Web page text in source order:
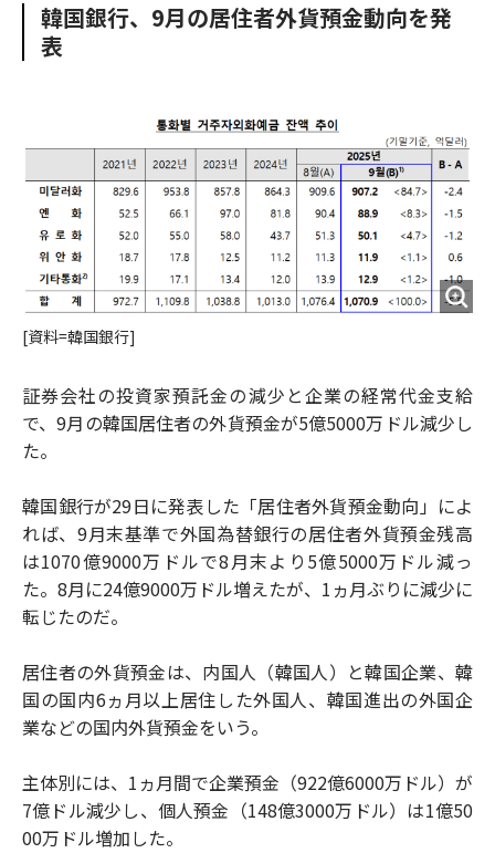
o
o
k
e
u
n
韓国銀行、9月の居住者外貨預金動向を発
表
[資料=韓国銀行]
証券会社の投資家預託金の減少と企業の経常代金支給
で、9月の韓国居住者の外貨預金が5億5000万ドル減少し
た。
韓国銀行が29日に発表した「居住者外貨預金動向」によ
れば、9月末基準で外国為替銀行の居住者外貨預金残高
は1070億9000万ドルで8月末より5億5000万ドル減っ
た。8月に24億9000万ドル増えたが、1ヵ月ぶりに減少に
転じたのだ。
居住者の外貨預金は、内国人（韓国人）と韓国企業、韓
国の国内6ヵ月以上居住した外国人、韓国進出の外国企
業などの国内外貨預金をいう。
主体別には、1ヵ月間で企業預金（922億6000万ドル）が
7億ドル減少し、個人預金（148億3000万ドル）は1億50
00万ドル増加した。